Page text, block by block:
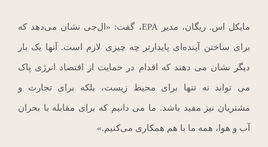
مایکل اس. ریگان، مدیر EPA، گفت: «ال‌جی نشان می‌دهد که
برای ساختن آینده‌ای پایدارتر چه چیزی لازم است. آنها یک بار
دیگر نشان می دهند که اقدام در حمایت از اقتصاد انرژی پاک
می تواند نه تنها برای محیط زیست، بلکه برای تجارت و
مشتریان نیز مفید باشد. ما می دانیم که برای مقابله با بحران
آب و هوا، همه ما با هم همکاری می‌کنیم.»